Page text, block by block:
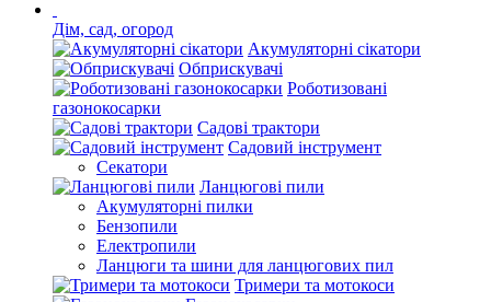
Дім, сад, огород
Акумуляторні сікатори
Обприскувачі
Роботизовані
газонокосарки
Садові трактори
Садовий інструмент
Секатори
Ланцюгові пили
Акумуляторні пилки
Бензопили
Електропили
Ланцюги та шини для ланцюгових пил
Тримери та мотокоси